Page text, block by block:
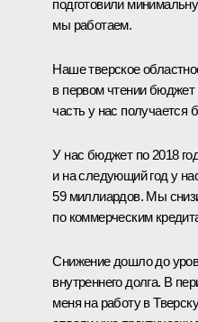
подготовили
мы работаем.
Наше тверское
в первом чтении бюджет
часть у нас получается
У нас бюджет по 2018
и на следующий год у
59 миллиардов. Мы
по коммерческим
Снижение дошло до
внутреннего долга. В
меня на работу в